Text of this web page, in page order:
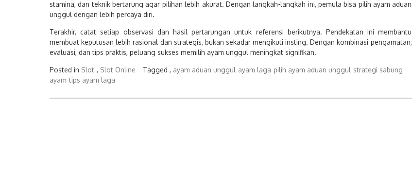
stamina, dan teknik bertarung agar pilihan lebih akurat. Dengan langkah-langkah ini, pemula bisa pilih ayam aduan
unggul dengan lebih percaya diri.
Terakhir, catat setiap observasi dan hasil pertarungan untuk referensi berikutnya. Pendekatan ini membantu
membuat keputusan lebih rasional dan strategis, bukan sekadar mengikuti insting. Dengan kombinasi pengamatan,
evaluasi, dan tips praktis, peluang sukses memilih ayam unggul meningkat signifikan.
Posted in Slot , Slot Online Tagged , ayam aduan unggul ayam laga pilih ayam aduan unggul strategi sabung
ayam tips ayam laga